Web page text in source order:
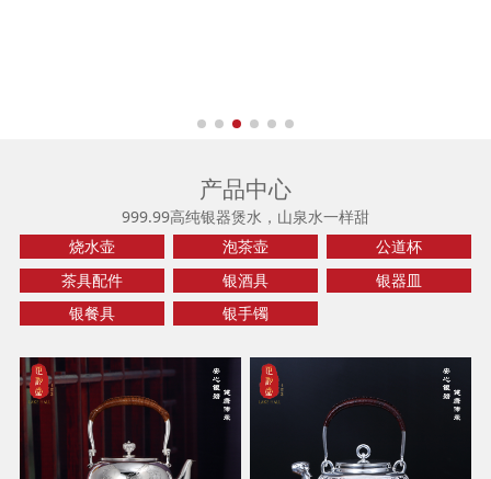
产品中心
999.99高纯银器煲水，山泉水一样甜
烧水壶
泡茶壶
公道杯
茶具配件
银酒具
银器皿
银餐具
银手镯